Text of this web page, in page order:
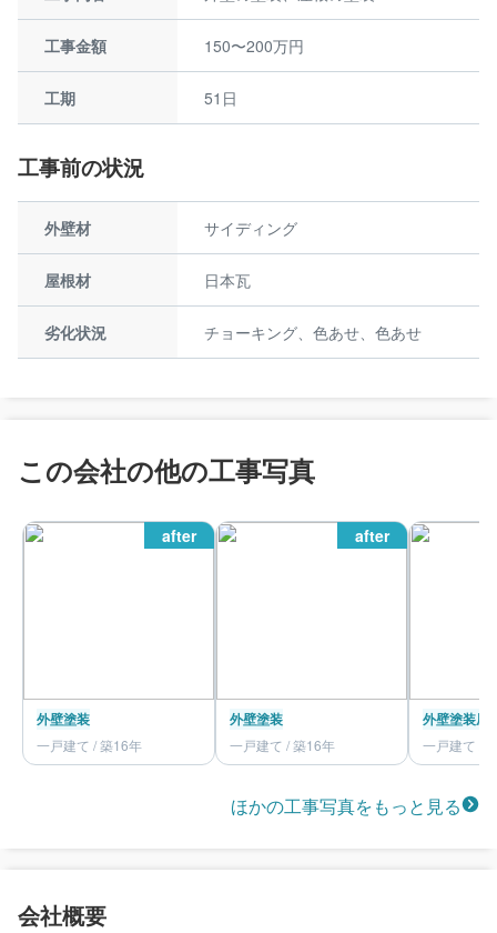
工事金額 150〜200万円
工期 51日
工事前の状況
外壁材 サイディング
屋根材 日本瓦
劣化状況 チョーキング、色あせ、色あせ
この会社の他の工事写真
after
外壁塗装
一戸建て / 築16年
after
外壁塗装
一戸建て / 築16年
外壁塗装屋
一戸建て /
ほかの工事写真をもっと見る
会社概要